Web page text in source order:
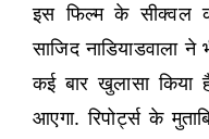
इस फिल्म के सीक्वल
साजिद
कई बार खुलासा
आएगा. रिपोर्ट्स के